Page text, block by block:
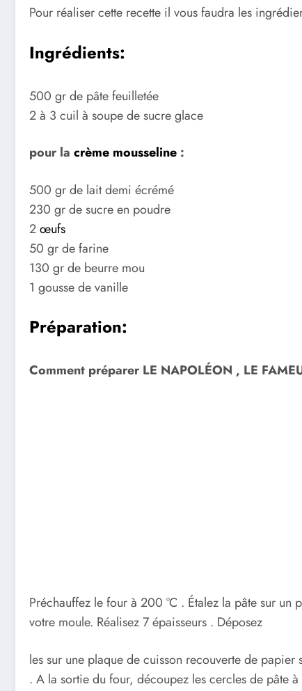
Pour réaliser cette recette il vous faudra les
Ingrédients:
500 gr de pâte feuilletée
2 à 3 cuil à soupe de sucre glace
pour la crème mousseline :
500 gr de lait demi écrémé
230 gr de sucre en poudre
2œufs
50 gr de farine
130 gr de beurre mou
1 gousse de vanille
Préparation:
Comment préparer LE NAPOLÉON , LE
Préchauffez le four à 200 °C . Étalez la pâte sur
votre moule. Réalisez 7 épaisseurs . Déposez
les sur une plaque de cuisson recouverte de
. A la sortie du four, découpez les cercles de pâte